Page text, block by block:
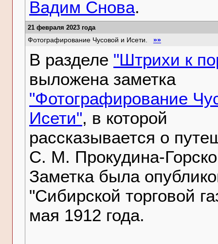
Вадим Снова.
21 февраля 2023 года
Фотографирование Чусовой и Исети. »»
В разделе "Штрихи к
выложена заметка
"Фотографирование
Исети", в которой
рассказывается о
С. М. Прокудина-
Заметка была
"Сибирской торговой
мая 1912 года.